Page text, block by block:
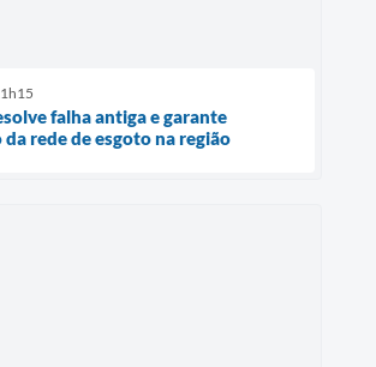
falha antiga e garante
rede de esgoto na região